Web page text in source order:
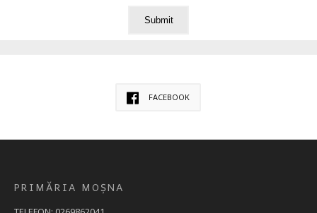
FACEBOOK
PRIMĂRIA MOȘNA